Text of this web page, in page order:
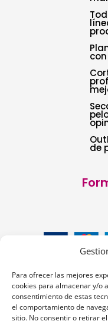
Para ofrecer las mejores
cookies para almacenar y/o
consentimiento de estas
el comportamiento de
sitio. No consentir o retirar
de